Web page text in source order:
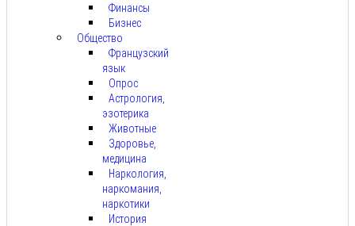
Финансы
Бизнес
Общество
Французский
язык
Опрос
Астрология,
эзотерика
Животные
Здоровье,
медицина
Наркология,
наркомания,
наркотики
История